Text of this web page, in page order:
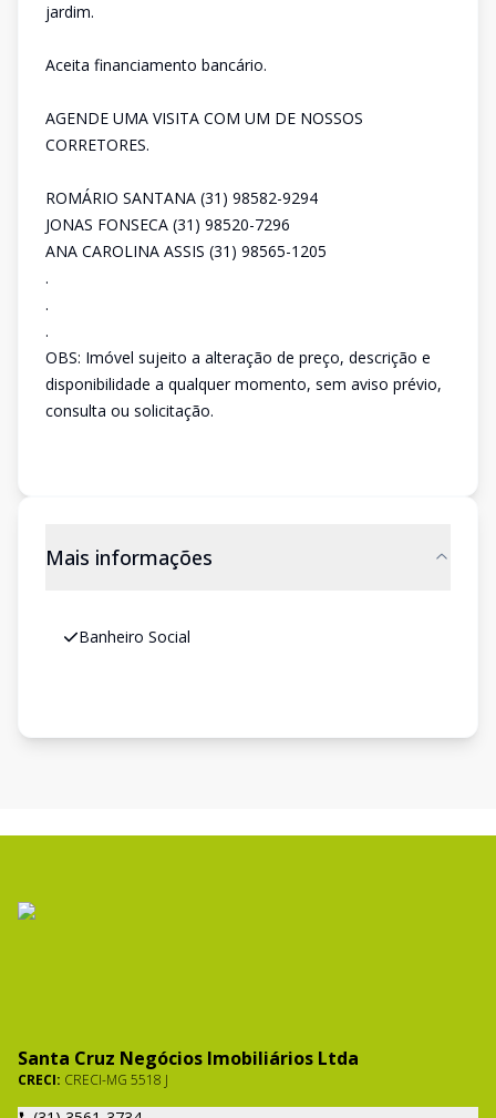
jardim.
Aceita financiamento bancário.
AGENDE UMA VISITA COM UM DE NOSSOS
CORRETORES.
ROMÁRIO SANTANA (31) 98582-9294
JONAS FONSECA (31) 98520-7296
ANA CAROLINA ASSIS (31) 98565-1205
.
.
.
OBS: Imóvel sujeito a alteração de preço, descrição e
disponibilidade a qualquer momento, sem aviso prévio,
consulta ou solicitação.
Mais informações
Banheiro Social
Santa Cruz Negócios Imobiliários Ltda
CRECI: CRECI-MG 5518 J